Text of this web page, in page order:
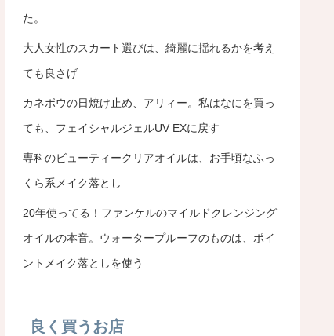
た。
大人女性のスカート選びは、綺麗に揺れるかを考え
ても良さげ
カネボウの日焼け止め、アリィー。私はなにを買っ
ても、フェイシャルジェルUV EXに戻す
専科のビューティークリアオイルは、お手頃なふっ
くら系メイク落とし
20年使ってる！ファンケルのマイルドクレンジング
オイルの本音。ウォータープルーフのものは、ポイ
ントメイク落としを使う
良く買うお店